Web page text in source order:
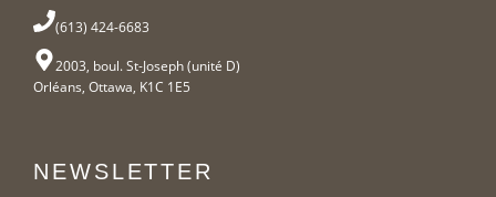
(613) 424-6683
2003, boul. St-Joseph (unité D)
Orléans, Ottawa, K1C 1E5
NEWSLETTER